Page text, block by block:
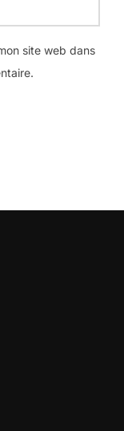
site web dans